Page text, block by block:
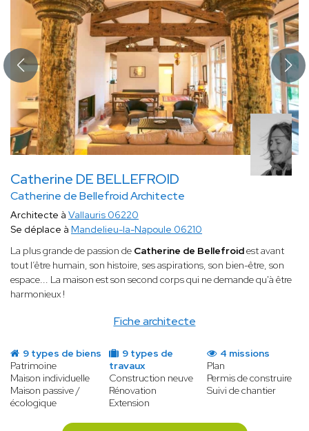
Catherine DE BELLEFROID
Catherine de Bellefroid Architecte
Fiche architecte
Architecte à Vallauris 06220
Se déplace à Mandelieu-la-Napoule 06210
La plus grande de passion de Catherine de Bellefroidest avant
tout l’être humain, son histoire, ses aspirations, son bien-être, son
espace... La maison est son second corps qui ne demande qu'à être
harmonieux !
9 types de biens
Patrimoine
Maison individuelle
Maison passive /
écologique
9 types de
travaux
Construction neuve
Rénovation
Extension
4 missions
Plan
Permis de construire
Suivi de chantier